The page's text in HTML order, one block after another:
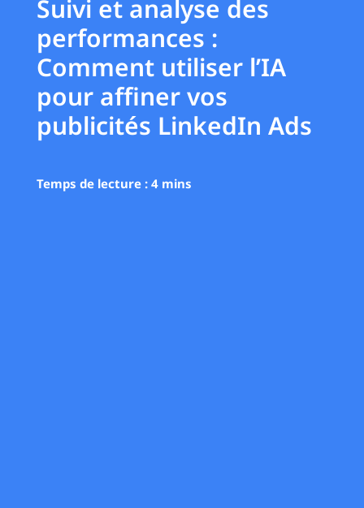
Suivi et analyse des
performances :
Comment utiliser l’IA
pour affiner vos
publicités LinkedIn Ads